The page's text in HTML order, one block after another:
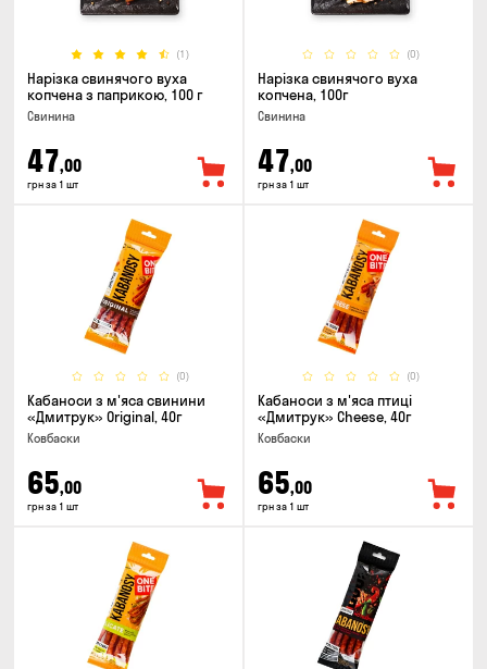
(1)
Нарізка свинячого вуха
копчена з паприкою, 100 г
Свинина
47,00
грн за 1 шт
(0)
Нарізка свинячого вуха
копчена, 100г
Свинина
47,00
грн за 1 шт
(0)
Кабаноси з м'яса свинини
«Дмитрук» Original, 40г
Ковбаски
65,00
грн за 1 шт
(0)
Кабаноси з м'яса птиці
«Дмитрук» Cheese, 40г
Ковбаски
65,00
грн за 1 шт